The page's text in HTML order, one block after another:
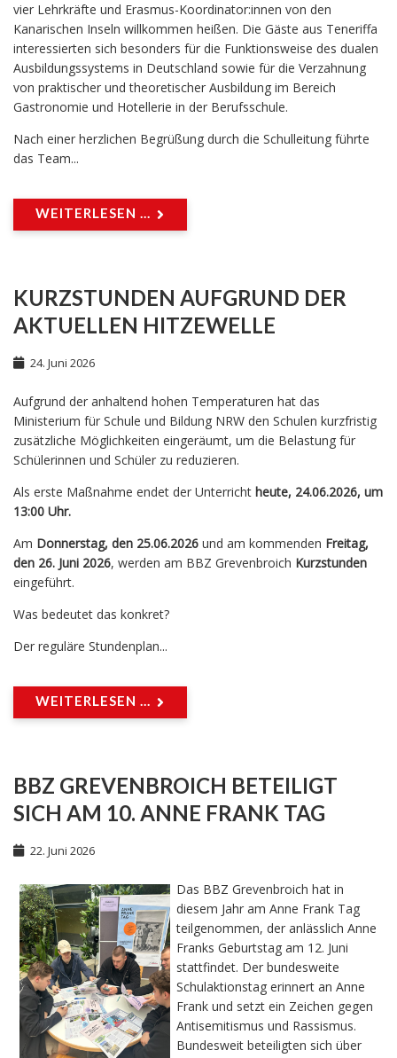
vier Lehrkräfte und Erasmus-Koordinator:innen von den
Kanarischen Inseln willkommen heißen. Die Gäste aus Teneriffa
interessierten sich besonders für die Funktionsweise des dualen
Ausbildungssystems in Deutschland sowie für die Verzahnung
von praktischer und theoretischer Ausbildung im Bereich
Gastronomie und Hotellerie in der Berufsschule.
Nach einer herzlichen Begrüßung durch die Schulleitung führte
das Team...
WEITERLESEN ...
KURZSTUNDEN AUFGRUND DER
AKTUELLEN HITZEWELLE
24. Juni 2026
Aufgrund der anhaltend hohen Temperaturen hat das
Ministerium für Schule und Bildung NRW den Schulen kurzfristig
zusätzliche Möglichkeiten eingeräumt, um die Belastung für
Schülerinnen und Schüler zu reduzieren.
Als erste Maßnahme endet der Unterricht heute, 24.06.2026, um
13:00 Uhr.
Am Donnerstag, den 25.06.2026 und am kommenden Freitag,
den 26. Juni 2026, werden am BBZ Grevenbroich Kurzstunden
eingeführt.
Was bedeutet das konkret?
Der reguläre Stundenplan...
WEITERLESEN ...
BBZ GREVENBROICH BETEILIGT
SICH AM 10. ANNE FRANK TAG
22. Juni 2026
Das BBZ Grevenbroich hat in
diesem Jahr am Anne Frank Tag
teilgenommen, der anlässlich Anne
Franks Geburtstag am 12. Juni
stattfindet. Der bundesweite
Schulaktionstag erinnert an Anne
Frank und setzt ein Zeichen gegen
Antisemitismus und Rassismus.
Bundesweit beteiligten sich über